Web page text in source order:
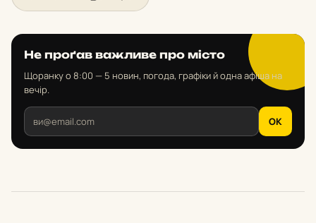
Не проґав важливе про місто
Щоранку о 8:00 — 5 новин, погода, графіки й одна афіша на
вечір.
OK